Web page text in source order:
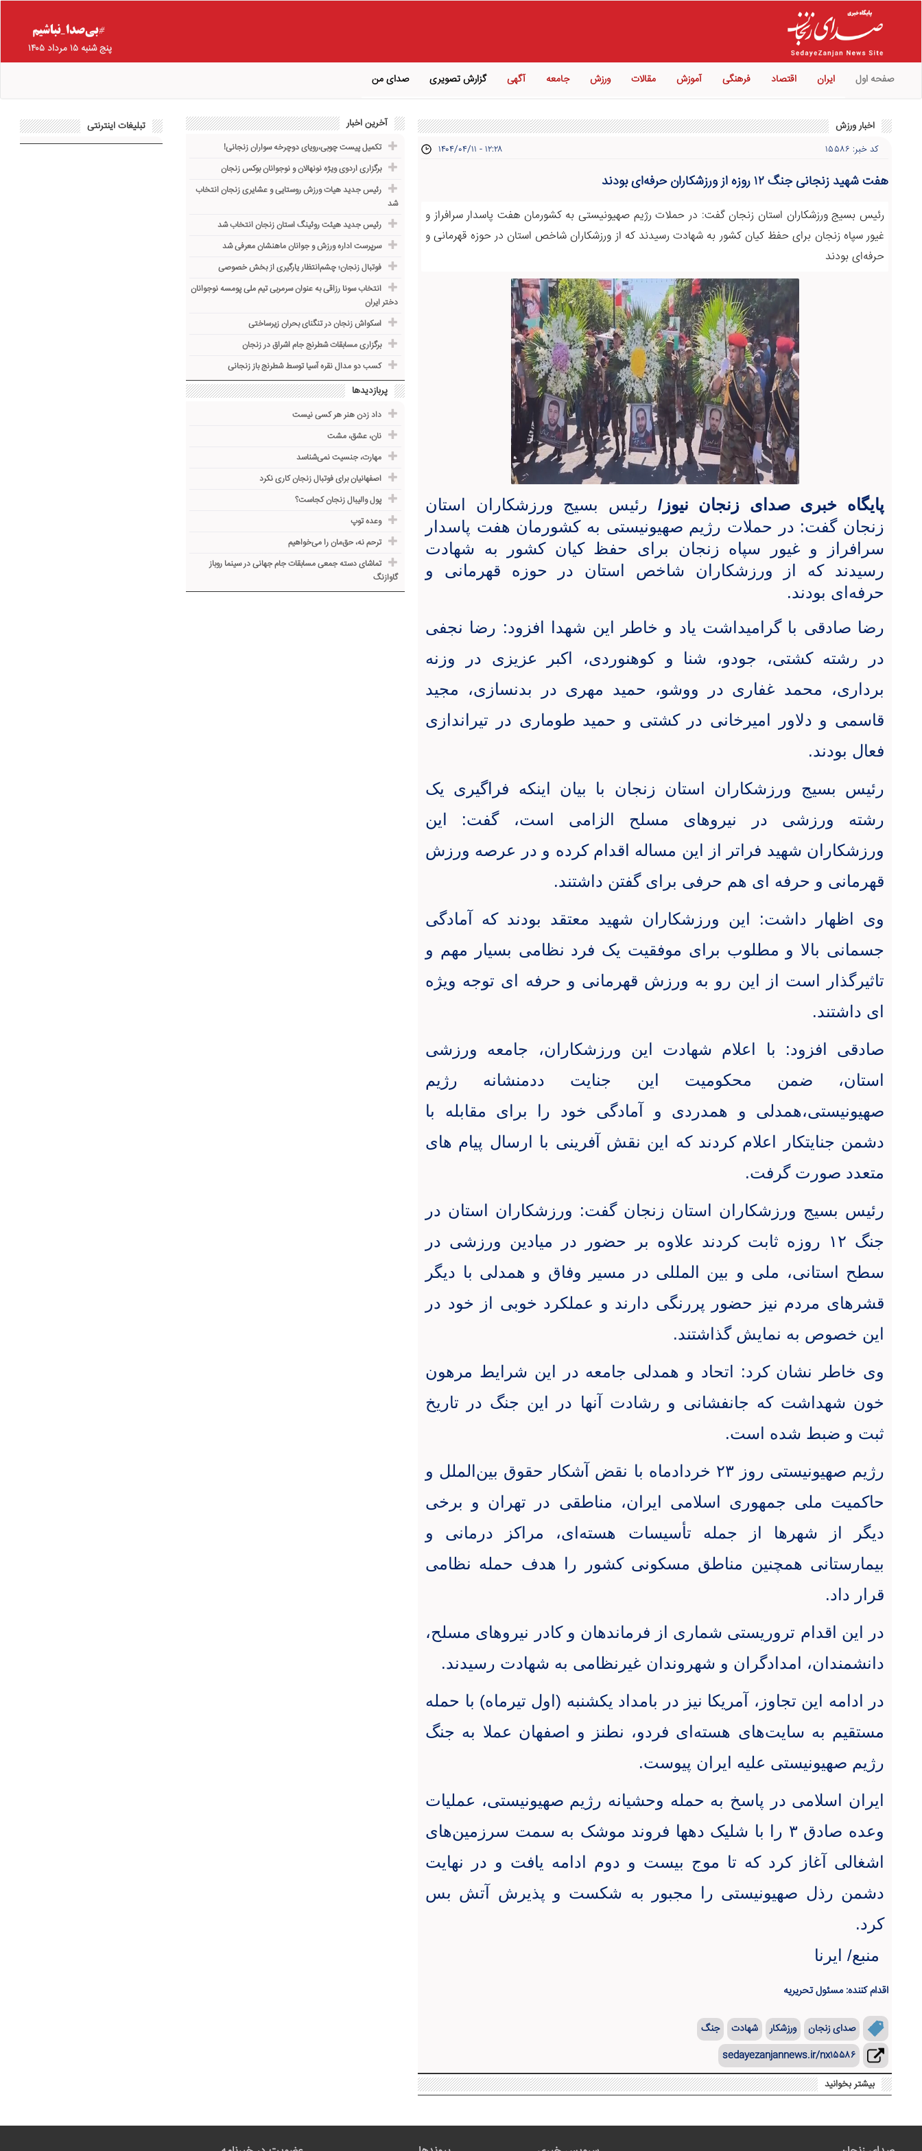
پنج شنبه ۱۵ مرداد ۱۴۰۵
صفحه اول ایران اقتصاد فرهنگی آموزش مقالات ورزش جامعه آگهی گزارش تصویری صدای من
اخبار ورزش
کد خبر: ۱۵۵۸۶ ۱۴۰۴/۰۴/۱۱ - ۱۲:۲۸
هفت شهید زنجانی جنگ ۱۲ روزه از ورزشکاران حرفه‌ای بودند
رئیس بسیج ورزشکاران استان زنجان گفت: در حملات رژیم صهیونیستی به کشورمان هفت پاسدار سرافراز و
غیور سپاه زنجان برای حفظ کیان کشور به شهادت رسیدند که از ورزشکاران شاخص استان در حوزه قهرمانی و
حرفه‌ای بودند
پایگاه خبری صدای زنجان نیوز/ رئیس بسیج ورزشکاران استان
زنجان گفت: در حملات رژیم صهیونیستی به کشورمان هفت پاسدار
سرافراز و غیور سپاه زنجان برای حفظ کیان کشور به شهادت
رسیدند که از ورزشکاران شاخص استان در حوزه قهرمانی و
حرفه‌ای بودند.
رضا صادقی با گرامیداشت یاد و خاطر این شهدا افزود: رضا نجفی
در رشته کشتی، جودو، شنا و کوهنوردی، اکبر عزیزی در وزنه
برداری، محمد غفاری در ووشو، حمید مهری در بدنسازی، مجید
قاسمی و دلاور امیرخانی در کشتی و حمید طوماری در تیراندازی
فعال بودند.
رئیس بسیج ورزشکاران استان زنجان با بیان اینکه فراگیری یک
رشته ورزشی در نیروهای مسلح الزامی است، گفت: این
ورزشکاران شهید فراتر از این مساله اقدام کرده و در عرصه ورزش
قهرمانی و حرفه ای هم حرفی برای گفتن داشتند.
وی اظهار داشت: این ورزشکاران شهید معتقد بودند که آمادگی
جسمانی بالا و مطلوب برای موفقیت یک فرد نظامی بسیار مهم و
تاثیرگذار است از این رو به ورزش قهرمانی و حرفه ای توجه ویژه
ای داشتند.
صادقی افزود: با اعلام شهادت این ورزشکاران، جامعه ورزشی
استان، ضمن محکومیت این جنایت ددمنشانه رژیم
صهیونیستی،همدلی و همدردی و آمادگی خود را برای مقابله با
دشمن جنایتکار اعلام کردند که این نقش آفرینی با ارسال پیام های
متعدد صورت گرفت.
رئیس بسیج ورزشکاران استان زنجان گفت: ورزشکاران استان در
جنگ ۱۲ روزه ثابت کردند علاوه بر حضور در میادین ورزشی در
سطح استانی، ملی و بین المللی در مسیر وفاق و همدلی با دیگر
قشرهای مردم نیز حضور پررنگی دارند و عملکرد خوبی از خود در
این خصوص به نمایش گذاشتند.
وی خاطر نشان کرد: اتحاد و همدلی جامعه در این شرایط مرهون
خون شهداشت که جانفشانی و رشادت آنها در این جنگ در تاریخ
ثبت و ضبط شده است.
رژیم صهیونیستی روز ۲۳ خردادماه با نقض آشکار حقوق بین‌الملل و
حاکمیت ملی جمهوری اسلامی ایران، مناطقی در تهران و برخی
دیگر از شهرها از جمله تأسیسات هسته‌ای، مراکز درمانی و
بیمارستانی همچنین مناطق مسکونی کشور را هدف حمله نظامی
قرار داد.
در این اقدام تروریستی شماری از فرماندهان و کادر نیروهای مسلح،
دانشمندان، امدادگران و شهروندان غیرنظامی به شهادت رسیدند.
در ادامه این تجاوز، آمریکا نیز در بامداد یکشنبه (اول تیرماه) با حمله
مستقیم به سایت‌های هسته‌ای فردو، نطنز و اصفهان عملا به جنگ
رژیم صهیونیستی علیه ایران پیوست.
ایران اسلامی در پاسخ به حمله وحشیانه رژیم صهیونیستی، عملیات
وعده صادق ۳ را با شلیک دهها فروند موشک‌ به سمت سرزمین‌های
اشغالی آغاز کرد که تا موج بیست و دوم ادامه یافت و در نهایت
دشمن رذل صهیونیستی را مجبور به شکست و پذیرش آتش بس
کرد.
منبع/ ایرنا
اقدام کننده: مسئول تحریریه
صدای زنجان ورزشکار شهادت
جنگ
sedayezanjannews.ir/nx۱۵۵۸۶
بیشتر بخوانید
آخرین اخبار
تکمیل پیست چوبی،رویای دوچرخه ‌سواران زنجانی!
برگزاری اردوی ویژه نونهالان و نوجوانان بوکس زنجان
رئیس جدید هیات ورزش روستایی و عشایری زنجان انتخاب
شد
رئیس جدید هیئت روئینگ استان زنجان انتخاب شد
سرپرست اداره ورزش و جوانان ماهنشان معرفی شد
فوتبال زنجان؛ چشم‌انتظار یارگیری از بخش خصوصی
انتخاب سونا رزاقی به عنوان سرمربی تیم ملی پومسه نوجوانان
دختر ایران
اسکواش زنجان در تنگنای بحران زیرساختی
برگزاری مسابقات شطرنج جام اشراق در زنجان
کسب دو مدال نقره آسیا توسط شطرنج باز زنجانی
پربازدیدها
داد زدن هنر هر کسی نیست
نان، عشق، مشت
مهارت، جنسیت نمی‌شناسد
اصفهانیان برای فوتبال زنجان کاری نکرد
پول والیبال زنجان کجاست؟
وعده توپ
ترحم نه، حق‌مان را می‌خواهیم
تماشای دسته جمعی مسابقات جام جهانی در سینما روباز
گاوازنگ
تبلیغات اینترنتی